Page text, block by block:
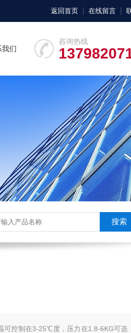
返回首页 在线留言
咨询热线
我们
可控制在3-25℃度，压力在1.8-6KG可选